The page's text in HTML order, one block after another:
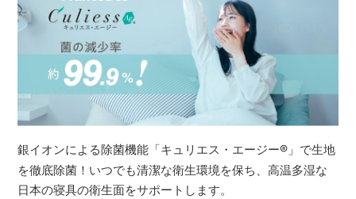
銀イオンによる除菌機能「キュリエス・エージー® 」で生地
を徹底除菌！いつでも清潔な衛生環境を保ち、高温多湿な
日本の寝具の衛生面をサポートします。